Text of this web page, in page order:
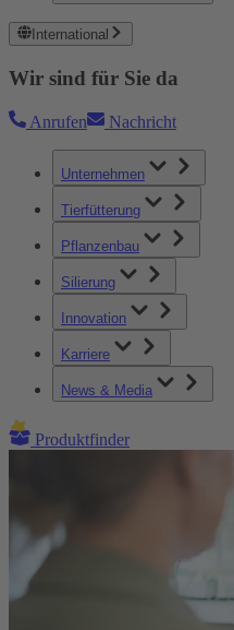
International
Wir sind für Sie da
Anrufen Nachricht
Unternehmen
Tierfütterung
Pflanzenbau
Silierung
Innovation
Karriere
News & Media
Produktfinder